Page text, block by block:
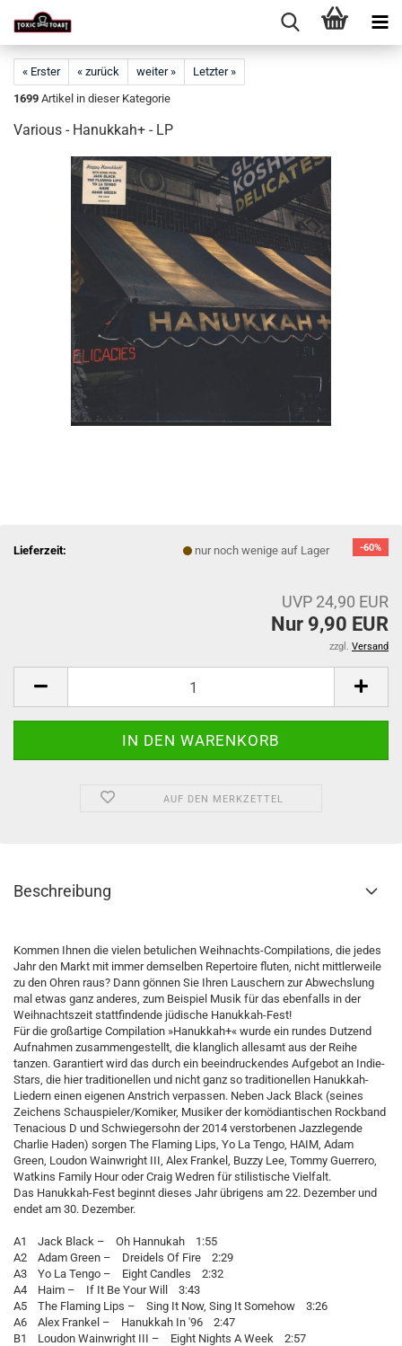
« Erster « zurück weiter »
Letzter »
1699 Artikel in dieser Kategorie
Various - Hanukkah+ - LP
-60%
Lieferzeit: nur noch wenige auf Lager
UVP 24,90 EUR
Nur 9,90 EUR
zzgl. Versand
AUF DEN MERKZETTEL
Beschreibung
Kommen Ihnen die vielen betulichen Weihnachts-Compilations, die jedes
Jahr den Markt mit immer demselben Repertoire fluten, nicht mittlerweile
zu den Ohren raus? Dann gönnen Sie Ihren Lauschern zur Abwechslung
mal etwas ganz anderes, zum Beispiel Musik für das ebenfalls in der
Weihnachtszeit stattfindende jüdische Hanukkah-Fest!
Für die großartige Compilation »Hanukkah+« wurde ein rundes Dutzend
Aufnahmen zusammengestellt, die klanglich allesamt aus der Reihe
tanzen. Garantiert wird das durch ein beeindruckendes Aufgebot an Indie-
Stars, die hier traditionellen und nicht ganz so traditionellen Hanukkah-
Liedern einen eigenen Anstrich verpassen. Neben Jack Black (seines
Zeichens Schauspieler/Komiker, Musiker der komödiantischen Rockband
Tenacious D und Schwiegersohn der 2014 verstorbenen Jazzlegende
Charlie Haden) sorgen The Flaming Lips, Yo La Tengo, HAIM, Adam
Green, Loudon Wainwright III, Alex Frankel, Buzzy Lee, Tommy Guerrero,
Watkins Family Hour oder Craig Wedren für stilistische Vielfalt.
Das Hanukkah-Fest beginnt dieses Jahr übrigens am 22. Dezember und
endet am 30. Dezember.
A1 Jack Black – Oh Hannukah 1:55
A2 Adam Green – Dreidels Of Fire 2:29
A3 Yo La Tengo – Eight Candles 2:32
A4 Haim – If It Be Your Will 3:43
A5 The Flaming Lips – Sing It Now, Sing It Somehow 3:26
A6 Alex Frankel – Hanukkah In '96 2:47
B1 Loudon Wainwright III – Eight Nights A Week 2:57